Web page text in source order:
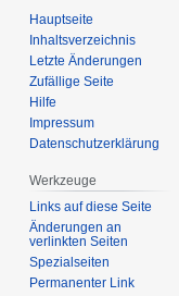
Hauptseite
Inhaltsverzeichnis
Letzte Änderungen
Zufällige Seite
Hilfe
Impressum
Datenschutzerklärung
Werkzeuge
Links auf diese Seite
Änderungen an
verlinkten Seiten
Spezialseiten
Permanenter Link